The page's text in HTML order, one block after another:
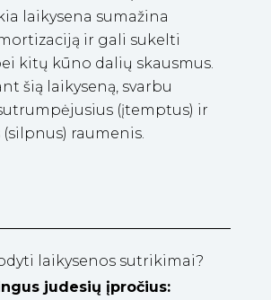
laikysena sumažina
ir gali sukelti
kitų kūno dalių skausmus.
šią laikyseną, svarbu
(įtemptus) ir
raumenis.
laikysenos sutrikimai?
judesių įpročius: